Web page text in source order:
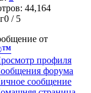
44,164
/ 5
от
профиля
форума
сообщение